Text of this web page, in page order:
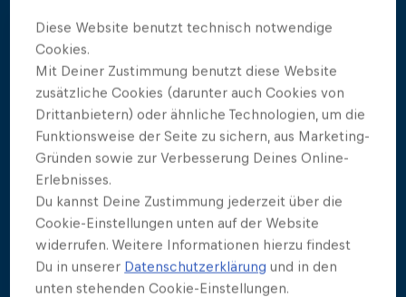
1
Stopp-Punkte:475.8
2
Constantin Popovici
Stopp-Punkte : 438.6
3
Yolotl Martinez
Stopp-Punkte: 422.3
Diese Website benutzt technisch notwendige
Cookies.
Mit Deiner Zustimmung benutzt diese Website
zusätzliche Cookies (darunter auch Cookies von
Drittanbietern) oder ähnliche Technologien, um die
Funktionsweise der Seite zu sichern, aus Marketing-
Gründen sowie zur Verbesserung Deines Online-
Erlebnisses.
Du kannst Deine Zustimmung jederzeit über die
Cookie-Einstellungen unten auf der Website
widerrufen. Weitere Informationen hierzu findest
Du in unserer Datenschutzerklärung und in den
unten stehenden Cookie-Einstellungen.